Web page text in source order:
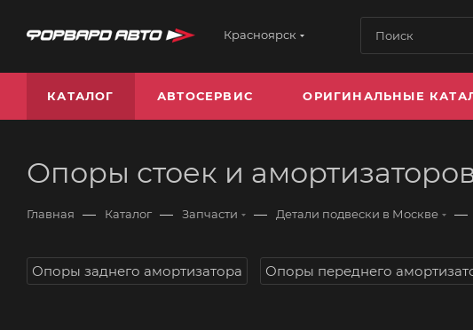
Красноярск
КАТАЛОГ АВТОСЕРВИС ОРИГИНАЛЬНЫЕ
Опоры стоек и
Главная — Каталог — Запчасти — Детали подвески в Москве —
Опоры заднего амортизатора Опоры переднего